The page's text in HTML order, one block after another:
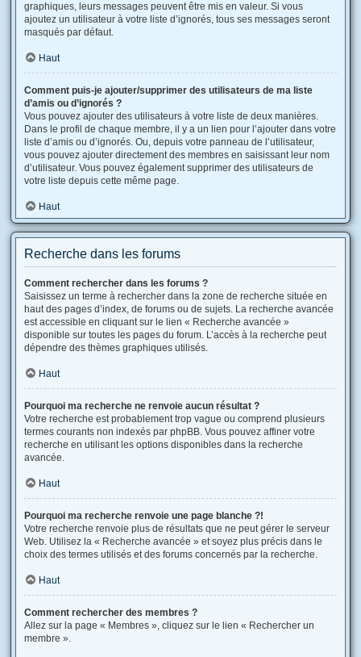
graphiques, leurs messages peuvent être mis en valeur. Si vous
ajoutez un utilisateur à votre liste d’ignorés, tous ses messages seront
masqués par défaut.
Haut
Comment puis-je ajouter/supprimer des utilisateurs de ma liste
d’amis ou d’ignorés ?
Vous pouvez ajouter des utilisateurs à votre liste de deux manières.
Dans le profil de chaque membre, il y a un lien pour l’ajouter dans votre
liste d’amis ou d’ignorés. Ou, depuis votre panneau de l’utilisateur,
vous pouvez ajouter directement des membres en saisissant leur nom
d’utilisateur. Vous pouvez également supprimer des utilisateurs de
votre liste depuis cette même page.
Haut
Recherche dans les forums
Comment rechercher dans les forums ?
Saisissez un terme à rechercher dans la zone de recherche située en
haut des pages d’index, de forums ou de sujets. La recherche avancée
est accessible en cliquant sur le lien « Recherche avancée »
disponible sur toutes les pages du forum. L’accès à la recherche peut
dépendre des thèmes graphiques utilisés.
Haut
Pourquoi ma recherche ne renvoie aucun résultat ?
Votre recherche est probablement trop vague ou comprend plusieurs
termes courants non indexés par phpBB. Vous pouvez affiner votre
recherche en utilisant les options disponibles dans la recherche
avancée.
Haut
Pourquoi ma recherche renvoie une page blanche ?!
Votre recherche renvoie plus de résultats que ne peut gérer le serveur
Web. Utilisez la « Recherche avancée » et soyez plus précis dans le
choix des termes utilisés et des forums concernés par la recherche.
Haut
Comment rechercher des membres ?
Allez sur la page « Membres », cliquez sur le lien « Rechercher un
membre ».